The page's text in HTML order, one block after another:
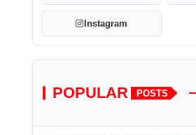
Instagram
POPULAR POSTS